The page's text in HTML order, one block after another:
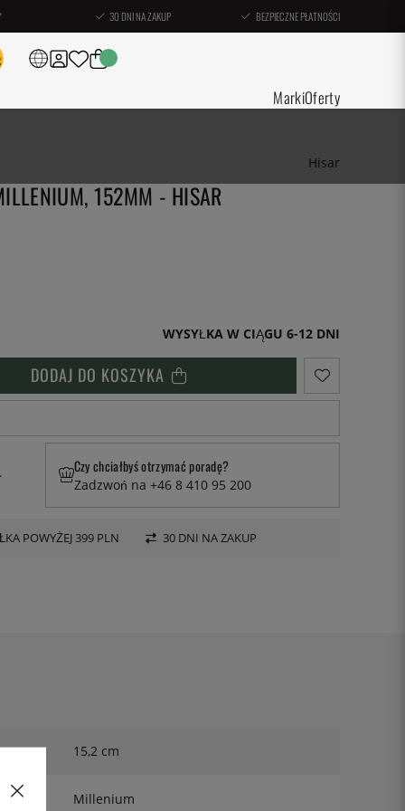
30 DNI NA ZAKUP BEZPIECZNE PŁATNOŚCI
MarkiOferty
Hisar
152MM - HISAR
WYSYŁKA W CIĄGU 6-12 DNI
DODAJ DO KOSZYKA
Czy chciałbyś otrzymać poradę?
Zadzwoń na +46 8 410 95 200
POWYŻEJ 399 PLN 30 DNI NA ZAKUP
15,2 cm
Millenium